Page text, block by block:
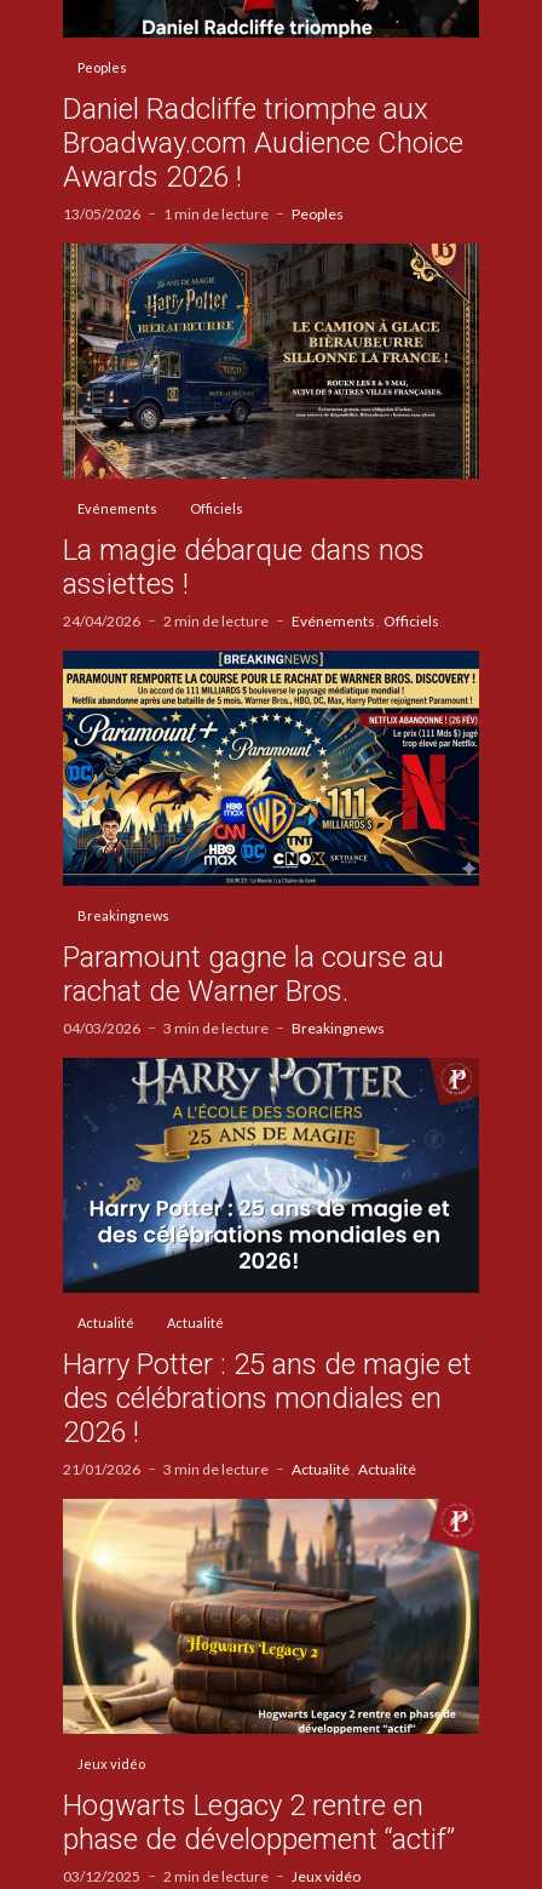
Peoples
Daniel Radcliffe triomphe aux
Broadway.com Audience Choice
Awards 2026 !
13/05/2026 1 min de lecture Peoples
Evénements Officiels
La magie débarque dans nos
assiettes !
24/04/2026 2 min de lecture Evénements Officiels
Breakingnews
Paramount gagne la course au
rachat de Warner Bros.
04/03/2026 3 min de lecture Breakingnews
Actualité Actualité
Harry Potter : 25 ans de magie et
des célébrations mondiales en
2026 !
21/01/2026 3 min de lecture Actualité Actualité
Jeux vidéo
Hogwarts Legacy 2 rentre en
phase de développement “actif”
03/12/2025 2 min de lecture Jeux vidéo